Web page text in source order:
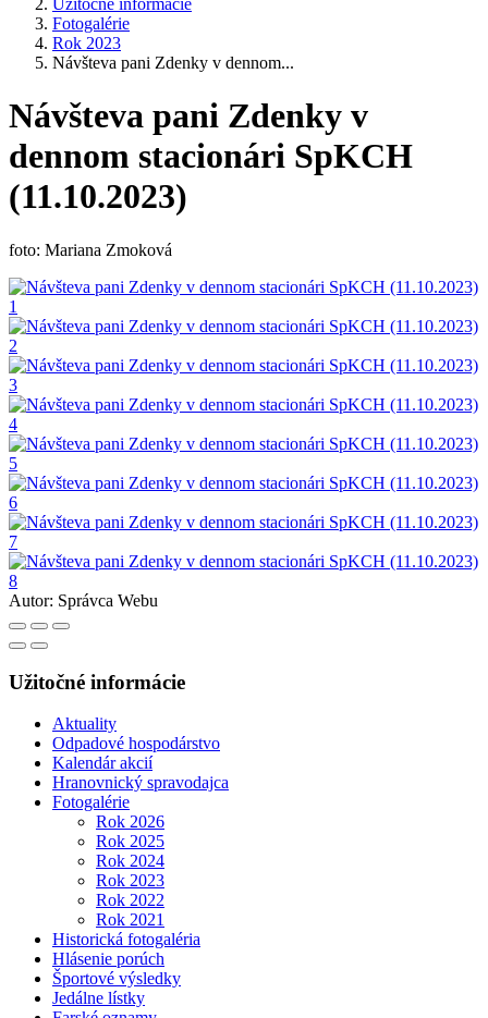
Užitočné informácie
Fotogalérie
Rok 2023
Návšteva pani Zdenky v dennom...
Návšteva pani Zdenky v
dennom stacionári SpKCH
(11.10.2023)
foto: Mariana Zmoková
Autor: Správca Webu
Užitočné informácie
Aktuality
Odpadové hospodárstvo
Kalendár akcií
Hranovnický spravodajca
Fotogalérie
Rok 2026
Rok 2025
Rok 2024
Rok 2023
Rok 2022
Rok 2021
Historická fotogaléria
Hlásenie porúch
Športové výsledky
Jedálne lístky